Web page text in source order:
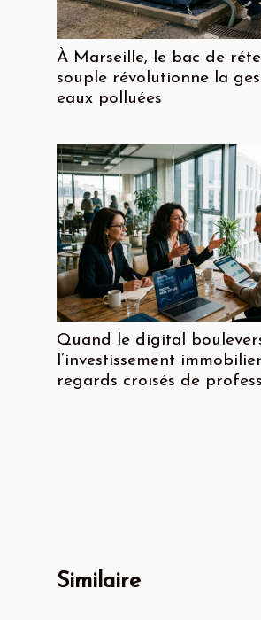
À Marseille, le bac de
souple révolutionne la
eaux polluées
Quand le digital
l’investissement
regards croisés de
Similaire